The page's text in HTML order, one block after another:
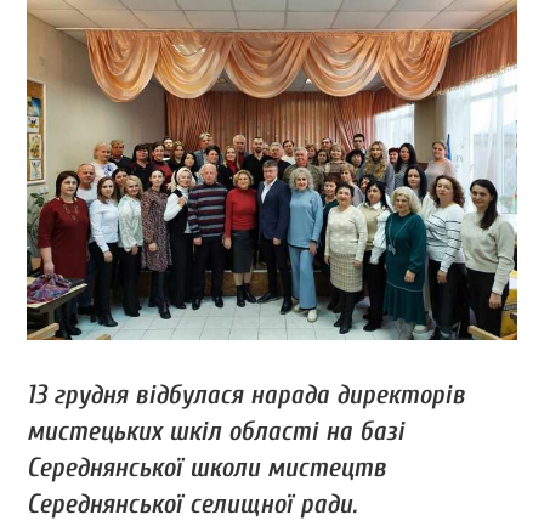
13 грудня відбулася нарада директорів
мистецьких шкіл області на базі
Середнянської школи мистецтв
Середнянської селищної ради.